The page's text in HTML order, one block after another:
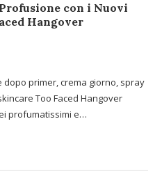
con i Nuovi
Hangover
dopo primer, crema giorno, spray
Too Faced Hangover
profumatissimi e…